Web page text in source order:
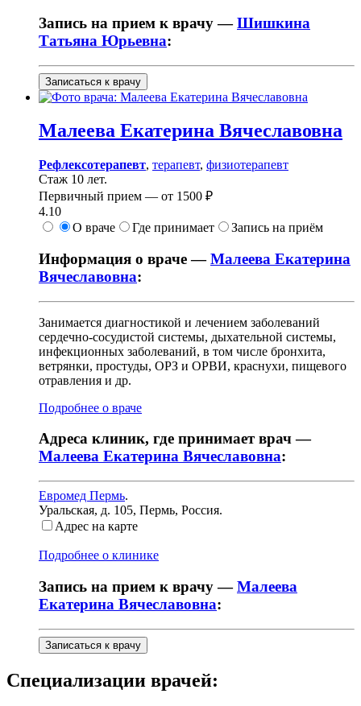
Запись на прием к врачу —Шишкина
Татьяна Юрьевна:
Записаться к врачу
Малеева Екатерина Вячеславовна
Рефлексотерапевт, терапевт, физиотерапевт
Стаж 10 лет.
Первичный прием — от 1500 ₽
4.10
О враче
Где принимает Запись на приём
Информация о враче —Малеева Екатерина
Вячеславовна:
Занимается диагностикой и лечением заболеваний
сердечно-сосудистой системы, дыхательной системы,
инфекционных заболеваний, в том числе бронхита,
ветрянки, простуды, ОРЗ и ОРВИ, краснухи, пищевого
отравления и др.
Подробнее о враче
Адреса клиник, где принимает врач —
Малеева Екатерина Вячеславовна:
Евромед Пермь.
Уральская, д. 105, Пермь, Россия.
Адрес на карте
Подробнее о клинике
Запись на прием к врачу —Малеева
Екатерина Вячеславовна:
Записаться к врачу
Специализации врачей: